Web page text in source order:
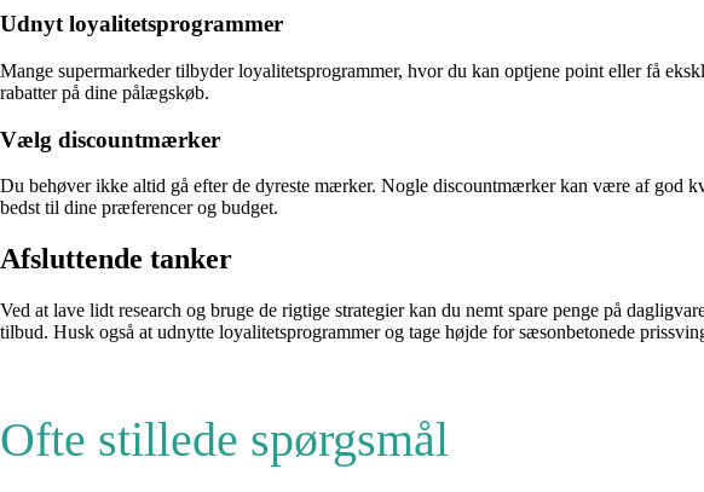
Udnyt loyalitetsprogrammer
Mange supermarkeder tilbyder loyalitetsprogrammer, hvor du kan optjene point eller få
rabatter på dine pålægskøb.
Vælg discountmærker
Du behøver ikke altid gå efter de dyreste mærker. Nogle discountmærker kan være af god
bedst til dine præferencer og budget.
Afsluttende tanker
Ved at lave lidt research og bruge de rigtige strategier kan du nemt spare penge på
tilbud. Husk også at udnytte loyalitetsprogrammer og tage højde for sæsonbetonede
Ofte stillede spørgsmål